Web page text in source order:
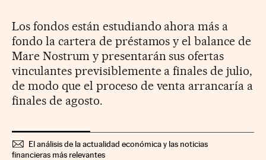
Los fondos están estudiando ahora más a
fondo la cartera de préstamos y el balance de
Mare Nostrum y presentarán sus ofertas
vinculantes previsiblemente a finales de julio,
de modo que el proceso de venta arrancaría a
finales de agosto.
El análisis de la actualidad económica y las noticias
financieras más relevantes